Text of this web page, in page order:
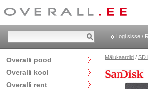
Logi sisse /
Overalli pood
Overalli kool
Overalli rent
Mälukaardid / SD